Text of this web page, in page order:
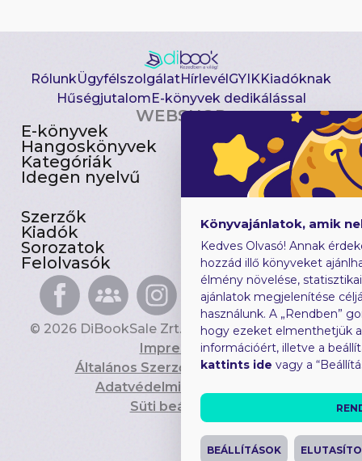
RólunkÜgyfélszolgálatHírlevélGYIKKiadóknak
HűségjutalomE-könyvek dedikálással
WEBSHOP
E-könyvek
Hangoskönyvek
Kategóriák
Idegen nyelvű
Csomagajánlatok
Akciósak
Előjegyezhetők
Újdonságok
Szerzők
Kiadók
Sorozatok
Felolvasók
Gyerekkönyvek
Heti toplista
Ajándékutalvány
Blog
© 2026 DiBookSale Zrt. Minden jog fenntartva.
Impresszum
Általános Szerződési Feltételek
Adatvédelmi Tájékoztató
Süti beállítások
Könyvajánlatok, amik
Kedves Olvasó! Annak
hozzád illő könyveket
élmény növelése,
ajánlatok megjelenítése
használunk. A „Rendben”
hogy ezeket elmenthetjük
információért, illetve a
kattints ide vagy a
BEÁLLÍTÁSOK